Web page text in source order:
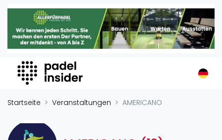
Padel Insider
Home
Organisationen
Buchungssysteme
Padel-Shops
Padelplatzbauer
Startseite Veranstaltungen AMERICANO